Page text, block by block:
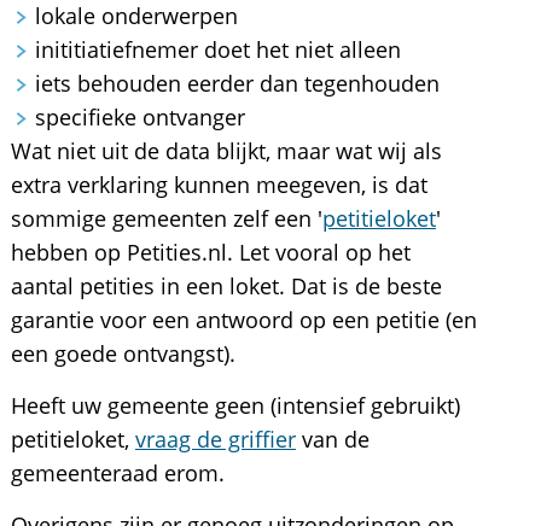
lokale onderwerpen
inititiatiefnemer doet het niet alleen
iets behouden eerder dan tegenhouden
specifieke ontvanger
Wat niet uit de data blijkt, maar wat wij als
extra verklaring kunnen meegeven, is dat
sommige gemeenten zelf een 'petitieloket'
hebben op Petities.nl. Let vooral op het
aantal petities in een loket. Dat is de beste
garantie voor een antwoord op een petitie (en
een goede ontvangst).
Heeft uw gemeente geen (intensief gebruikt)
petitieloket, vraag de griffiervan de
gemeenteraad erom.